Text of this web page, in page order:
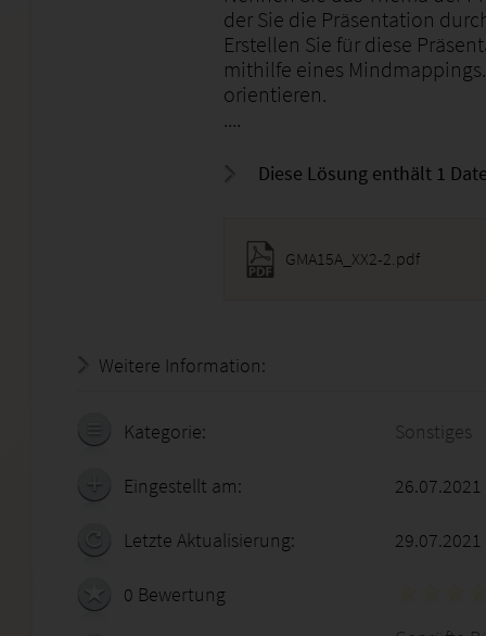
der Sie die Präsentation
Erstellen Sie für diese
mithilfe eines
orientieren.
....
Diese Lösung enthält 1
GMA15A_XX2-2.pdf
Weitere Information:
Kategorie: Sonstiges
Eingestellt am:
Letzte Aktualisierung: 29.07.2021
0 Bewertung